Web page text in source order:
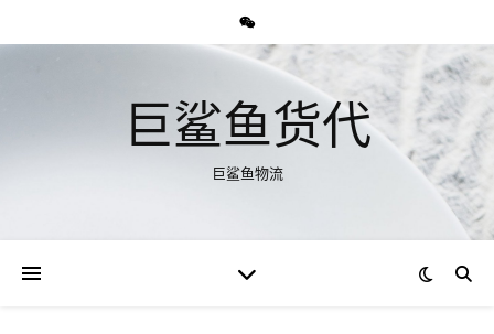
巨鲨鱼货代
巨鲨鱼物流